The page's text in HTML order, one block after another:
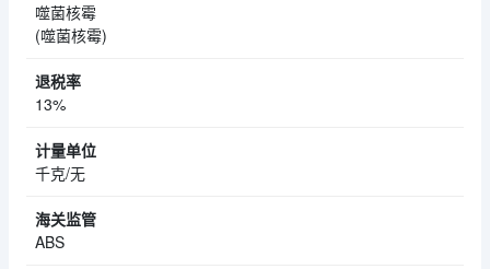
噬菌核霉
(噬菌核霉)
13%
千克/无
ABS